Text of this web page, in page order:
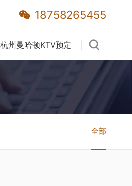
18758265455
杭州曼哈顿KTV预定
全部